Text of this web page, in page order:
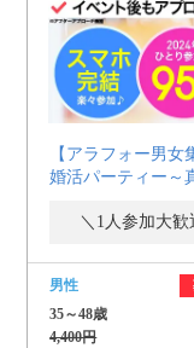
【アラフォー男女
婚活パーティー～
＼1人参加大
男性
35～48歳
4,400円